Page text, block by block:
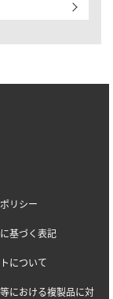
リシー
基づく表記
について
における複製品に対